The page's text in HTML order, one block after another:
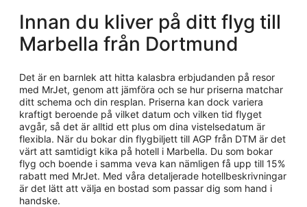
Innan du kliver på ditt flyg till
Marbella från Dortmund
Det är en barnlek att hitta kalasbra erbjudanden på resor
med MrJet, genom att jämföra och se hur priserna matchar
ditt schema och din resplan. Priserna kan dock variera
kraftigt beroende på vilket datum och vilken tid flyget
avgår, så det är alltid ett plus om dina vistelsedatum är
flexibla. När du bokar din flygbiljett till AGP från DTM är det
värt att samtidigt kika på hotell i Marbella. Du som bokar
flyg och boende i samma veva kan nämligen få upp till 15%
rabatt med MrJet. Med våra detaljerade hotellbeskrivningar
är det lätt att välja en bostad som passar dig som hand i
handske.